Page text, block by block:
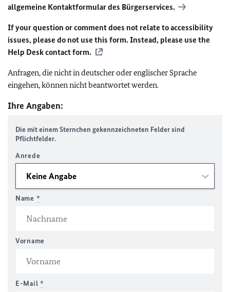
allgemeine Kontaktformular des Bürgerservices.
If your question or comment does not relate to accessibility
issues, please do not use this form. Instead, please use the
Help Desk contact form.
Anfragen, die nicht in deutscher oder englischer Sprache
eingehen, können nicht beantwortet werden.
Ihre Angaben:
Die mit einem Sternchen gekennzeichneten Felder sind
Pflichtfelder.
Anrede
Name *
Vorname
E-Mail *